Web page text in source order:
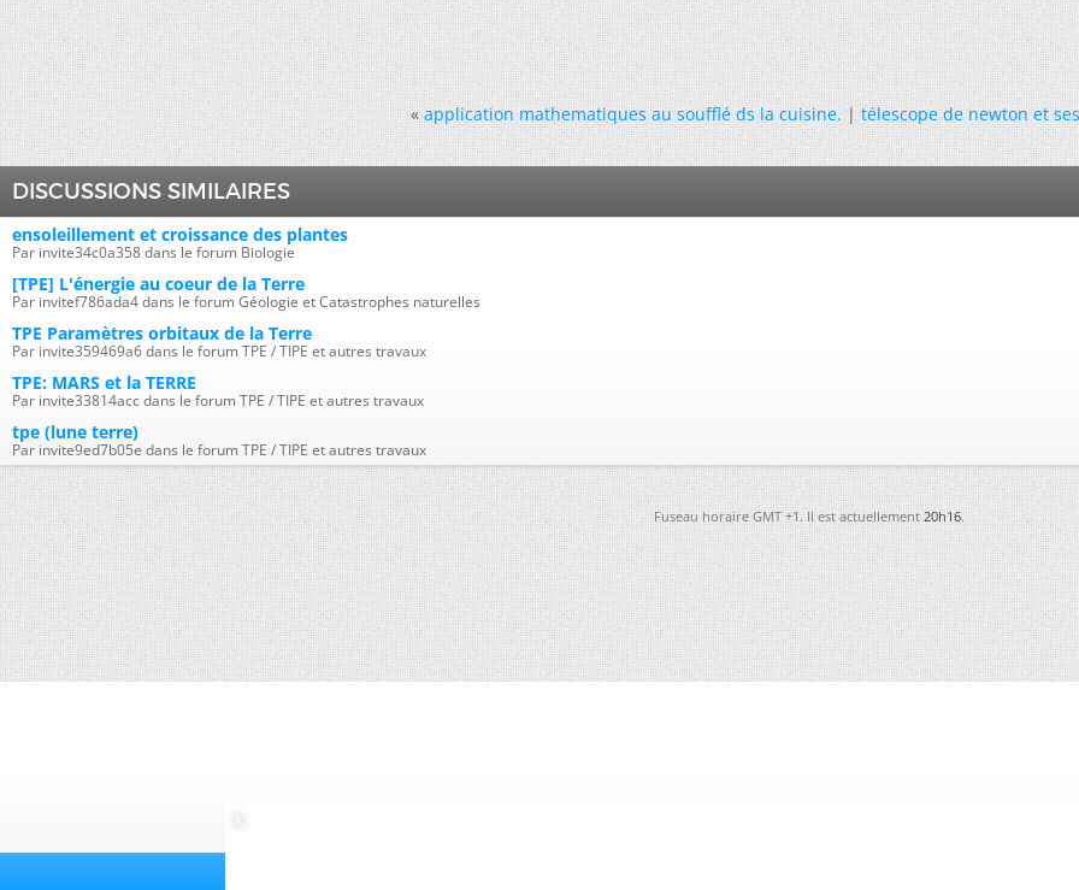
« application mathematiques au soufflé ds la cuisine.|télescope de newton et
DISCUSSIONS SIMILAIRES
ensoleillement et croissance des plantes
Par invite34c0a358 dans le forum Biologie
[TPE] L'énergie au coeur de la Terre
Par invitef786ada4 dans le forum Géologie et Catastrophes naturelles
TPE Paramètres orbitaux de la Terre
Par invite359469a6 dans le forum TPE / TIPE et autres travaux
TPE: MARS et la TERRE
Par invite33814acc dans le forum TPE / TIPE et autres travaux
tpe (lune terre)
Par invite9ed7b05e dans le forum TPE / TIPE et autres travaux
Fuseau horaire GMT +1. Il est actuellement20h16.